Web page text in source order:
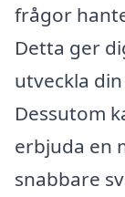
frågor
Detta ger
utveckla
Dessutom
erbjuda en
snabbare